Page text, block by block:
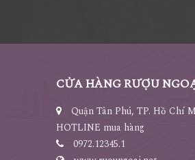
CỬA HÀNG RƯỢU
Quận Tân Phú, TP. Hồ Chí
HOTLINE mua hàng
0972.12345.1